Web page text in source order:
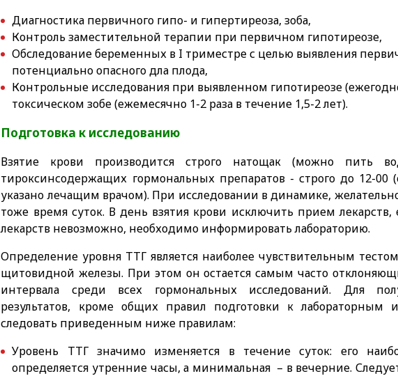
Диагностика первичного гипо- и гипертиреоза, зоба,
Контроль заместительной терапии при первичном гипотиреозе,
Обследование беременных в I триместре с целью выявления
потенциально опасного дла плода,
Контрольные исследования при выявленном гипотиреозе
токсическом зобе (ежемесячно 1-2 раза в течение 1,5-2 лет).
Подготовка к исследованию
Взятие крови производится строго натощак (можно
тироксинсодержащих гормональных препаратов - строго до 12-00
указано лечащим врачом). При исследовании в динамике,
тоже время суток. В день взятия крови исключить прием
лекарств невозможно, необходимо информировать лабораторию.
Определение уровня ТТГ является наиболее чувствительным
щитовидной железы. При этом он остается самым часто
интервала среди всех гормональных исследований. Для
результатов, кроме общих правил подготовки к лабораторным
следовать приведенным ниже правилам:
Уровень ТТГ значимо изменяется в течение суток: его
определяется утренние часы, а минимальная – в вечерние.